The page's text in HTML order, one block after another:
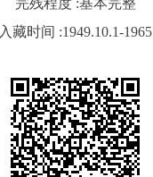
入藏时间 :1949.10.1-1965